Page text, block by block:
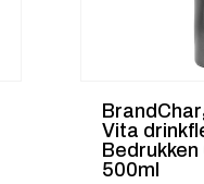
Vita
500ml